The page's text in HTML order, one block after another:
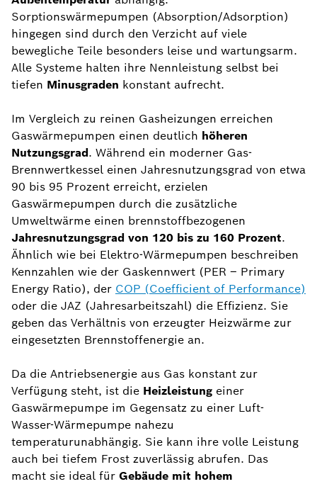
Sorptionswärmepumpen (Absorption/Adsorption)
hingegen sind durch den Verzicht auf viele
bewegliche Teile besonders leise und wartungsarm.
Alle Systeme halten ihre Nennleistung selbst bei
tiefen Minusgraden konstant aufrecht.
Im Vergleich zu reinen Gasheizungen erreichen
Gaswärmepumpen einen deutlich höheren
Nutzungsgrad. Während ein moderner Gas-
Brennwertkessel einen Jahresnutzungsgrad von etwa
90 bis 95 Prozent erreicht, erzielen
Gaswärmepumpen durch die zusätzliche
Umweltwärme einen brennstoffbezogenen
Jahresnutzungsgrad von 120 bis zu 160 Prozent.
Ähnlich wie bei Elektro-Wärmepumpen beschreiben
Kennzahlen wie der Gaskennwert (PER – Primary
Energy Ratio), der COP (Coefficient of Performance)
oder die JAZ (Jahresarbeitszahl) die Effizienz. Sie
geben das Verhältnis von erzeugter Heizwärme zur
eingesetzten Brennstoffenergie an.
Da die Antriebsenergie aus Gas konstant zur
Verfügung steht, ist die Heizleistung einer
Gaswärmepumpe im Gegensatz zu einer Luft-
Wasser-Wärmepumpe nahezu
temperaturunabhängig. Sie kann ihre volle Leistung
auch bei tiefem Frost zuverlässig abrufen. Das
macht sie ideal für Gebäude mit hohem